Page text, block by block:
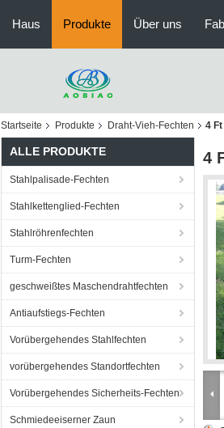
Haus Produkte Über uns
Startseite Produkte Draht-Vieh-Fechten 4
ALLE PRODUKTE
Stahlpalisade-Fechten
Stahlkettenglied-Fechten
Stahlröhrenfechten
Turm-Fechten
geschweißtes Maschendrahtfechten
Antiaufstiegs-Fechten
Vorübergehendes Stahlfechten
vorübergehendes Standortfechten
Vorübergehendes Sicherheits-Fechten
Schmiedeeiserner Zaun
4